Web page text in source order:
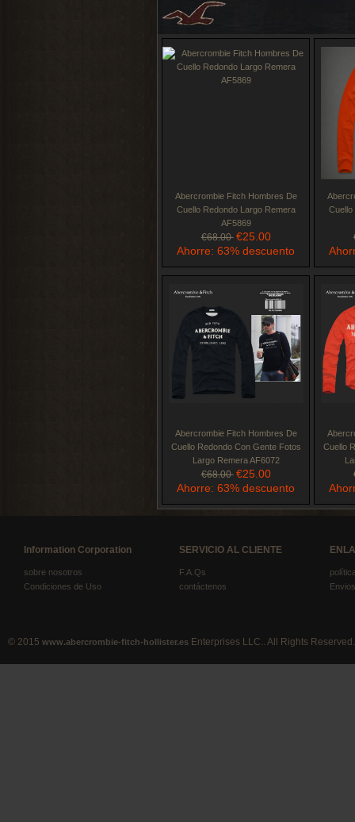
Abercrombie Fitch Hombres De
Cuello Redondo Largo Remera
AF5869
€68.00 €25.00
Ahorre: 63% descuento
Cuello
Abercrombie Fitch Hombres De
Cuello Redondo Con Gente Fotos
Largo Remera AF6072
€68.00 €25.00
Ahorre: 63% descuento
Cuello
Information Corporation
sobre nosotros
Condiciones de Uso
SERVICIO AL CLIENTE
F.A.Qs
contáctenos
© 2015 www.abercrombie-fitch-hollister.es Enterprises LLC.. All Rights Reserved.